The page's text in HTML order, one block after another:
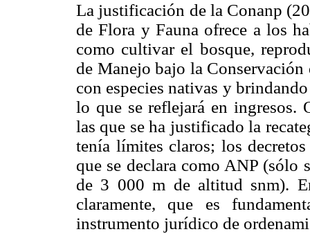
La justificación de la Conanp
de Flora y Fauna ofrece a los
como cultivar el bosque,
de Manejo bajo la
con especies nativas y
lo que se reflejará en ingresos.
las que se ha justificado la
tenía límites claros; los
que se declara como ANP
de 3 000 m de altitud snm).
claramente, que es
instrumento jurídico de